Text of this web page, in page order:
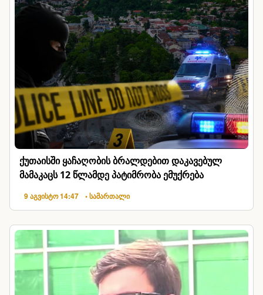
ქუთაისში ყაჩაღობის ბრალდებით დაკავებულ
მამაკაცს 12 წლამდე პატიმრობა ემუქრება
9 აგვისტო 14:47 • სამართალი